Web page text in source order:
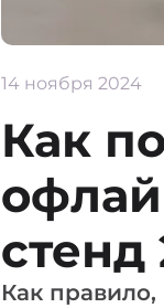
14 ноября 2024
Как
стенд
Как